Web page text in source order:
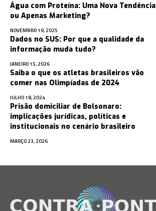
Água com Proteína: Uma Nova Tendência
ou Apenas Marketing?
NOVEMBRO 19, 2025
Dados no SUS: Por que a qualidade da
informação muda tudo?
JANEIRO 15, 2026
Saiba o que os atletas brasileiros vão
comer nas Olimpíadas de 2024
JULHO 18, 2024
Prisão domiciliar de Bolsonaro:
implicações jurídicas, políticas e
institucionais no cenário brasileiro
MARÇO 23, 2026